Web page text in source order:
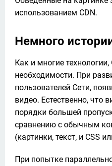
использованием CDN.
Немного
Как и многие
необходимости. При
пользователей Сети,
видео. Естественно, что
порядки большей
сравнению с обычным
(картинки, текст, и CSS
При попытке